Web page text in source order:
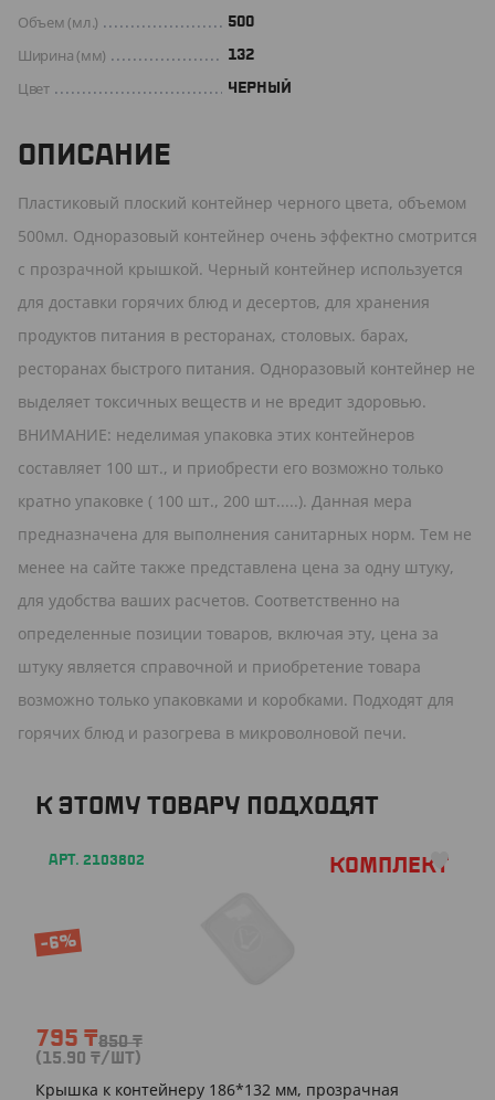
Объем (мл.) 500
Ширина (мм) 132
Цвет ЧЕРНЫЙ
ОПИСАНИЕ
Пластиковый плоский контейнер черного цвета, объемом
500мл. Одноразовый контейнер очень эффектно смотрится
с прозрачной крышкой. Черный контейнер используется
для доставки горячих блюд и десертов, для хранения
продуктов питания в ресторанах, столовых. барах,
ресторанах быстрого питания. Одноразовый контейнер не
выделяет токсичных веществ и не вредит здоровью.
ВНИМАНИЕ: неделимая упаковка этих контейнеров
составляет 100 шт., и приобрести его возможно только
кратно упаковке ( 100 шт., 200 шт.....). Данная мера
предназначена для выполнения санитарных норм. Тем не
менее на сайте также представлена цена за одну штуку,
для удобства ваших расчетов. Соответственно на
определенные позиции товаров, включая эту, цена за
штуку является справочной и приобретение товара
возможно только упаковками и коробками. Подходят для
горячих блюд и разогрева в микроволновой печи.
К ЭТОМУ ТОВАРУ ПОДХОДЯТ
АРТ. 2103802 Комплект
-6%
795 ₸850₸
(15.90 ₸/ШТ)
Крышка к контейнеру 186*132 мм, прозрачная